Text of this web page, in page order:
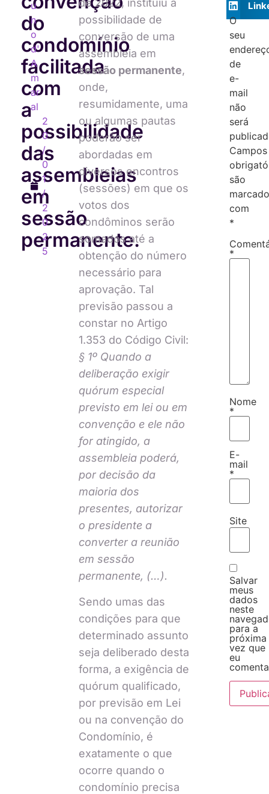
do
condomínio
facilitada
com
a
possibilidade
das
assembleias
em
sessão
permanente.
u
n
o
d'
A
m
ar
al
2
0
/
0
1
/
2
0
2
5
de 2022, instituiu a
possibilidade de
conversão de uma
assembleia em
sessão permanente,
onde,
resumidamente, uma
ou algumas pautas
poderão ser
abordadas em
diversos encontros
(sessões) em que os
votos dos
condôminos serão
somados até a
obtenção do número
necessário para
aprovação. Tal
previsão passou a
constar no Artigo
1.353 do Código Civil:
§ 1º Quando a
deliberação exigir
quórum especial
previsto em lei ou em
convenção e ele não
for atingido, a
assembleia poderá,
por decisão da
maioria dos
presentes, autorizar
o presidente a
converter a reunião
em sessão
permanente, (…).
Sendo umas das
condições para que
determinado assunto
seja deliberado desta
forma, a exigência de
quórum qualificado,
por previsão em Lei
ou na convenção do
Condomínio, é
exatamente o que
ocorre quando o
condomínio precisa
O
seu
de
e-
mail
não
será
Campos
são
com
*
*
Nome
*
E-
mail
*
Site
Salvar
meus
dados
neste
para a
próxima
vez que
eu